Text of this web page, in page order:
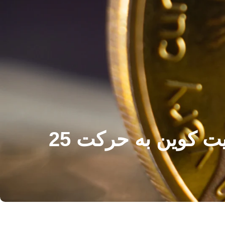
طرح بیت کوین برای DOGE: چرا شکست آخر هفته بیت کوین به حرکت 25